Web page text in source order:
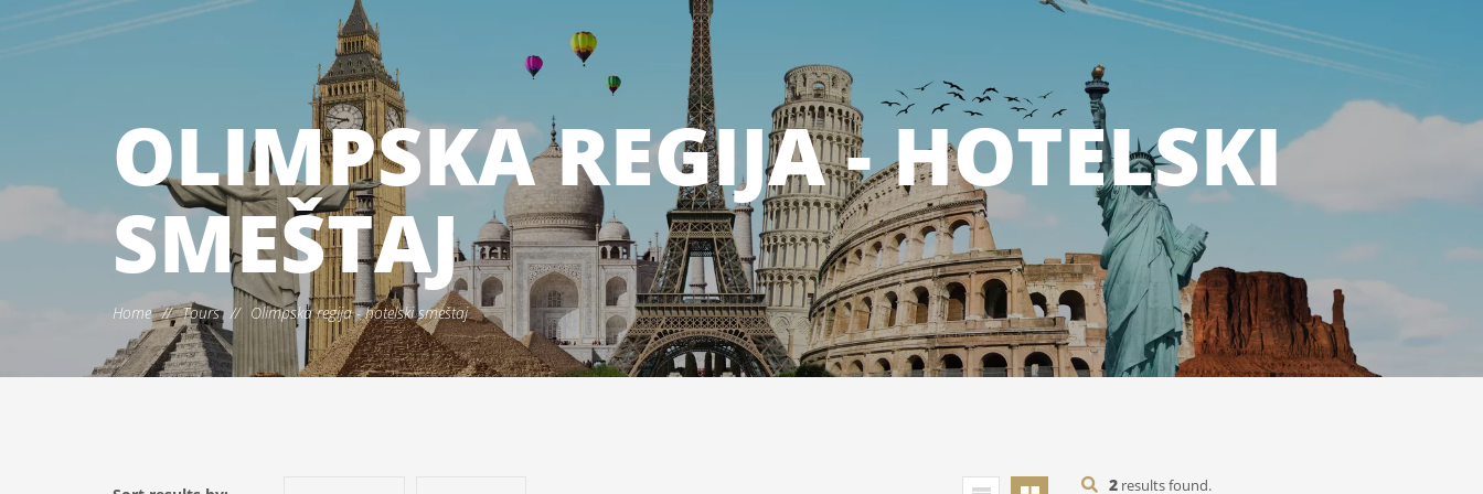
OLIMPSKA REGIJA - HOTELSKI
SMEŠTAJ
Home // Tours // Olimpska regija - hotelski smeštaj
2results found.